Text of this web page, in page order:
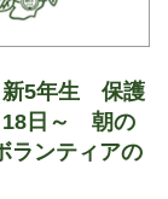
新5年生 保護
日～ 朝の
ランティアの